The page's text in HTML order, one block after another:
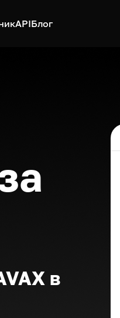
APIБлог
в